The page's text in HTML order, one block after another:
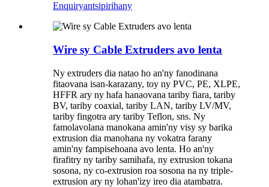
Enquiryantsipirihany
Wire sy Cable Extruders avo lenta
Ny extruders dia natao ho an'ny fanodinana
fitaovana isan-karazany, toy ny PVC, PE, XLPE,
HFFR ary ny hafa hanaovana tariby fiara, tariby
BV, tariby coaxial, tariby LAN, tariby LV/MV,
tariby fingotra ary tariby Teflon, sns. Ny
famolavolana manokana amin'ny visy sy barika
extrusion dia manohana ny vokatra farany
amin'ny fampisehoana avo lenta. Ho an'ny
firafitry ny tariby samihafa, ny extrusion tokana
sosona, ny co-extrusion roa sosona na ny triple-
extrusion ary ny lohan'izy ireo dia atambatra.